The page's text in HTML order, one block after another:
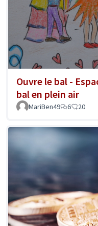
Ouvre le bal -
bal en plein air
MariBen49 6 20